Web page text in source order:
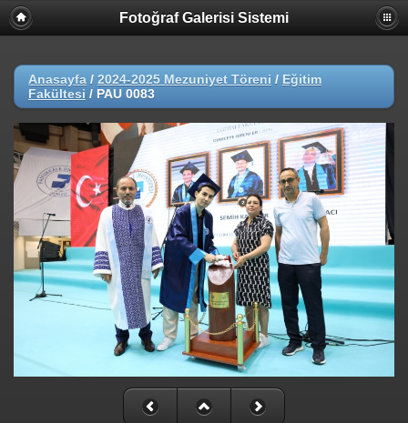
Fotoğraf Galerisi Sistemi
Anasayfa / 2024-2025 Mezuniyet Töreni / Eğitim
Fakültesi / PAU 0083